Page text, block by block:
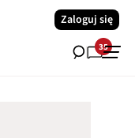
Zaloguj się
35